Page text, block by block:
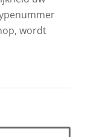
wordt